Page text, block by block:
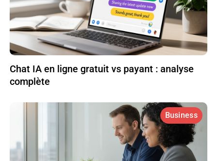
Chat IA en ligne gratuit vs payant : analyse
complète
Business